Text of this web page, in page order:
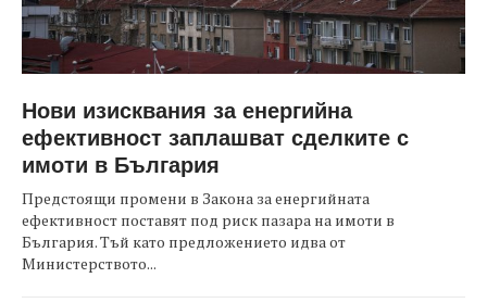
Нови изисквания за енергийна
ефективност заплашват сделките с
имоти в България
Предстоящи промени в Закона за енергийната
ефективност поставят под риск пазара на имоти в
България. Тъй като предложението идва от
Министерството...